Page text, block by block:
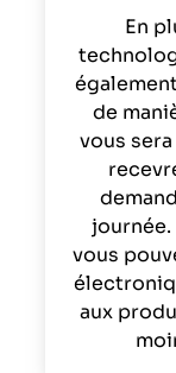
En
de
vous
vous
aux